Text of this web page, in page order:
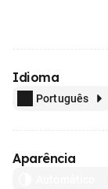
Idioma
Português
Aparência